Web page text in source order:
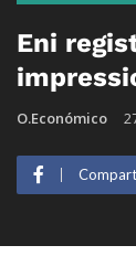
Eni
O.Económico